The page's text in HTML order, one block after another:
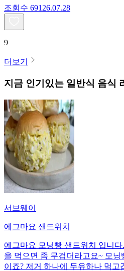
조회수 691 26.07.28
9
더보기
지금 인기있는 일반식 음식
서브웨이
에그마요 샌드위치
에그마요 모닝빵 샌드위치 입니
을 먹으면 좀 무겁더라고요~ 모
이죠? 저거 하나에 두유하나 먹고